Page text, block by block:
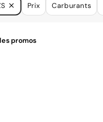
Prix Carburants